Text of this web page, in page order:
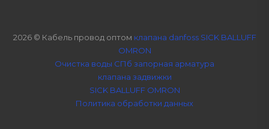
2026 © Кабель провод оптом клапана danfoss SICK BALLUFF
OMRON
Очистка воды СПб запорная арматура
клапана задвижки
SICK BALLUFF OMRON
Политика обработки данных